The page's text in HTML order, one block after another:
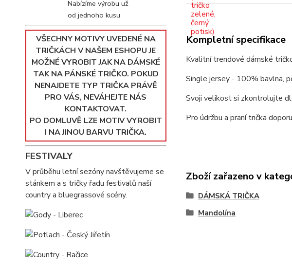
Nabízíme výrobu už
od jednoho kusu
VŠECHNY MOTIVY UVEDENÉ NA
TRIČKÁCH V NAŠEM ESHOPU JE
MOŽNÉ VYROBIT JAK NA DÁMSKÉ
TAK NA PÁNSKÉ TRIČKO. POKUD
NENAJDETE TYP TRIČKA PRÁVĚ
PRO VÁS, NEVÁHEJTE NÁS
KONTAKTOVAT.
PO DOMLUVĚ LZE MOTIV VYROBIT
I NA JINOU BARVU TRIČKA.
FESTIVALY
V průběhu letní sezóny navštěvujeme se
stánkem a s tričky řadu festivalů naší
country a bluegrassové scény.
Kompletní specifikace
Kvalitní trendové dámské
Single jersey - 100% bavlna,
Svoji velikost si zkontrolujte
Pro údržbu a praní trička
Zboží zařazeno v
DÁMSKÁ TRIČKA
Mandolína